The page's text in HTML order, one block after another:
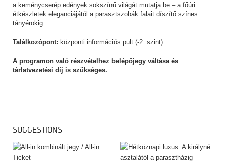
a keménycserép edények sokszínű világát mutatja be – a főúri
étkészletek eleganciájától a parasztszobák falait díszítő színes
tányérokig.
Találkozópont: központi információs pult (-2. szint)
A programon való részvételhez belépőjegy váltása és
tárlatvezetési díj is szükséges.
SUGGESTIONS